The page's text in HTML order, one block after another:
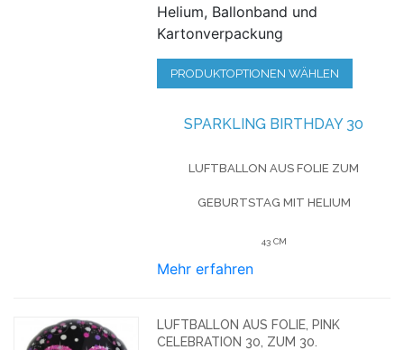
Helium, Ballonband und
Kartonverpackung
PRODUKTOPTIONEN WÄHLEN
SPARKLING BIRTHDAY 30
LUFTBALLON AUS FOLIE ZUM
GEBURTSTAG MIT HELIUM
43 CM
Mehr erfahren
LUFTBALLON AUS FOLIE, PINK
CELEBRATION 30, ZUM 30.